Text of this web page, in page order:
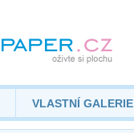
VLASTNÍ GALERIE